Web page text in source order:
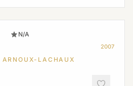
N/A
2007
ARNOUX-LACHAUX